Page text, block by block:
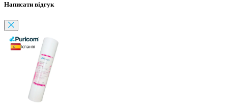
Написати відгук